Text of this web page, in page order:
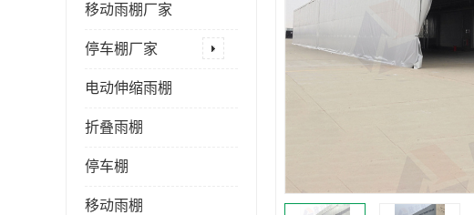
移动雨棚厂家
停车棚厂家
电动伸缩雨棚
折叠雨棚
停车棚
移动雨棚